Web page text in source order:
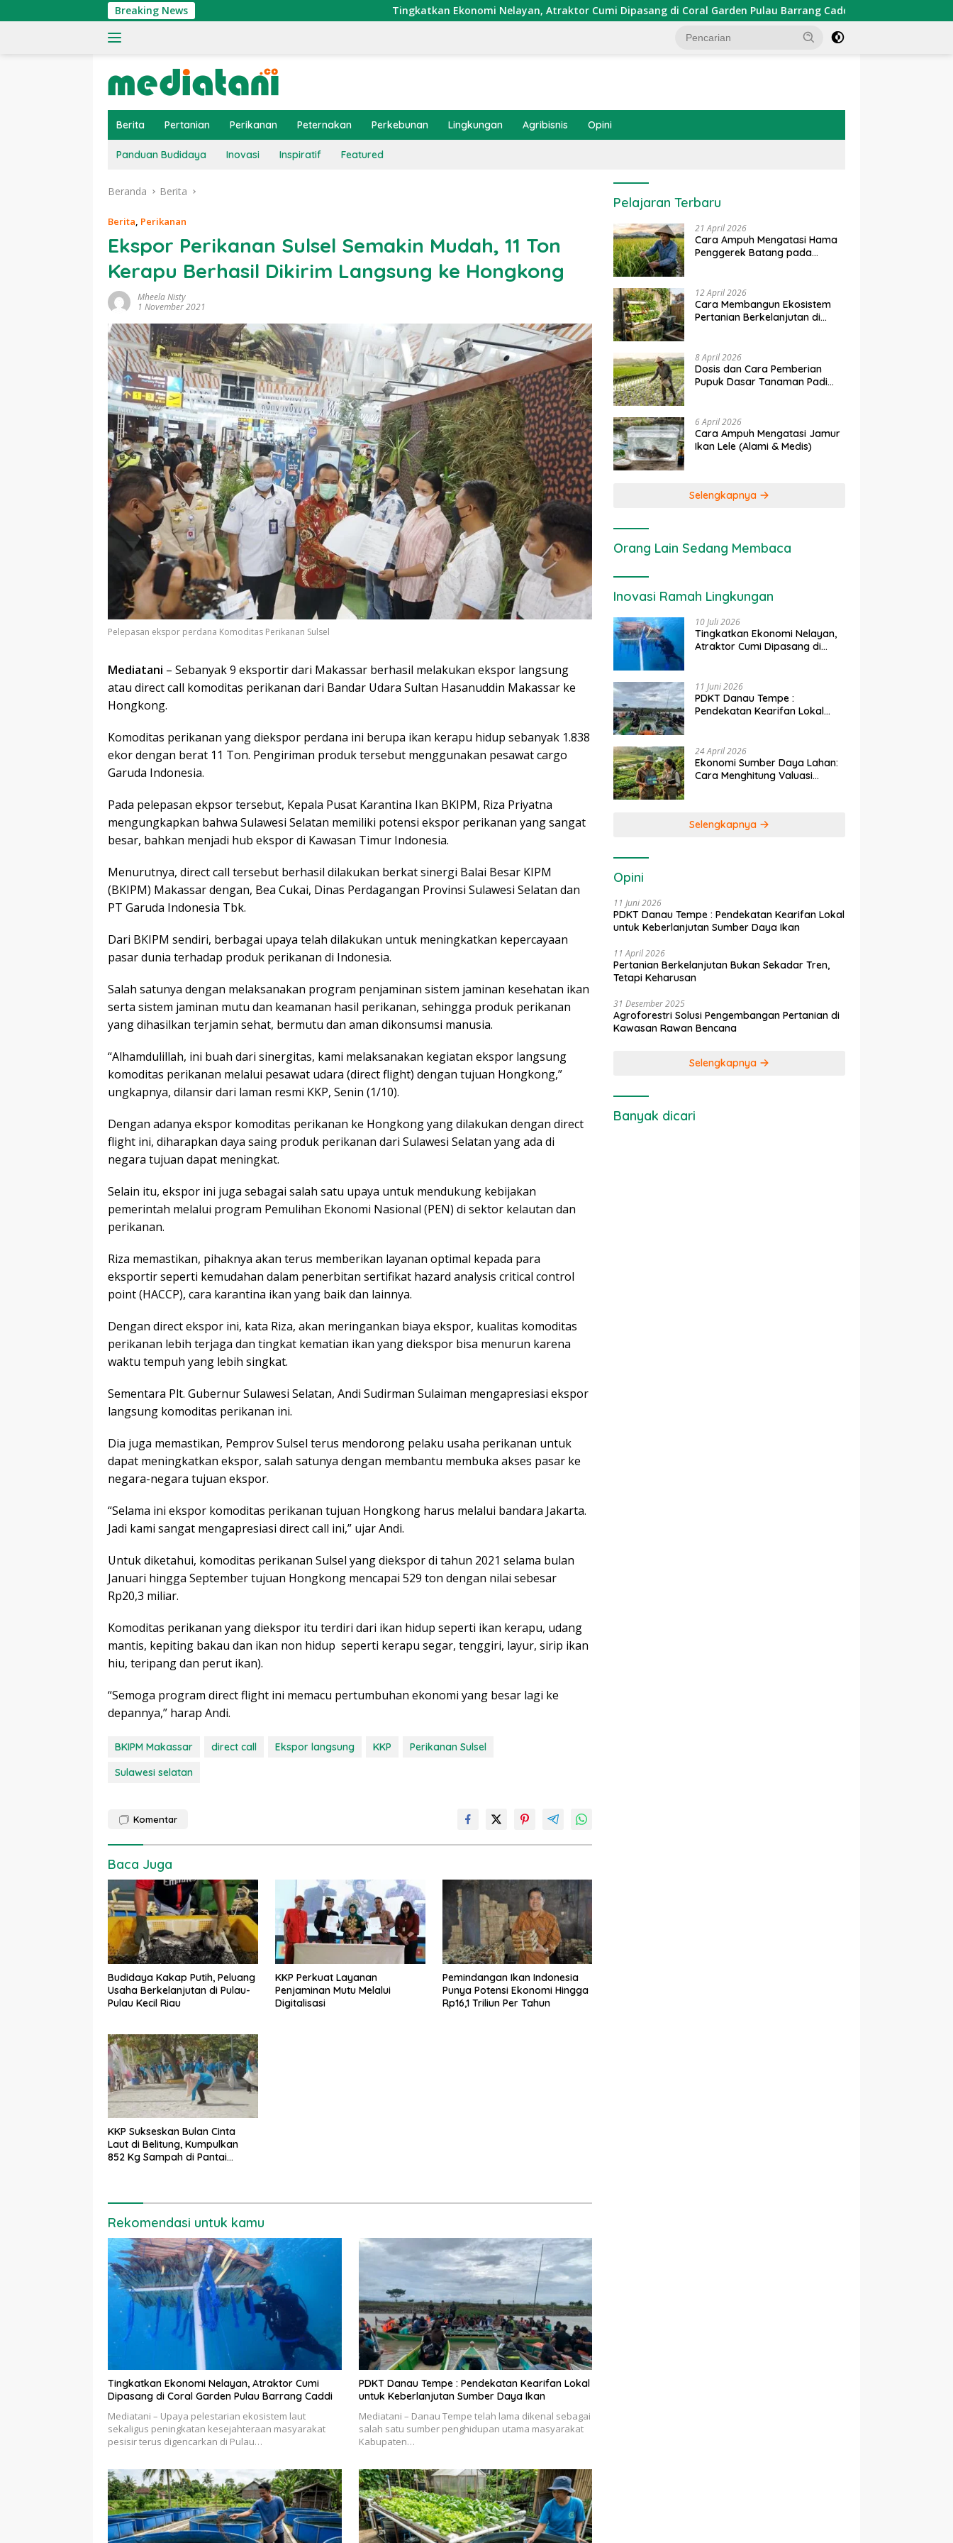
ke
Breaking News Tingkatkan Ekonomi Nelayan, Atraktor Cumi Dipasang di Coral Garden Pulau Barrang Caddi PDKT Danau Tempe :
Berita Pertanian Perikanan Peternakan Perkebunan Lingkungan Agribisnis Opini
Panduan Budidaya Inovasi Inspiratif Featured
Beranda Berita
Berita, Perikanan
Ekspor Perikanan Sulsel Semakin Mudah, 11 Ton
Kerapu Berhasil Dikirim Langsung ke Hongkong
Mheela Nisty
1 November 2021
Pelepasan ekspor perdana Komoditas Perikanan Sulsel
Mediatani – Sebanyak 9 eksportir dari Makassar berhasil melakukan ekspor langsung
atau direct call komoditas perikanan dari Bandar Udara Sultan Hasanuddin Makassar ke
Hongkong.
Komoditas perikanan yang diekspor perdana ini berupa ikan kerapu hidup sebanyak 1.838
ekor dengan berat 11 Ton. Pengiriman produk tersebut menggunakan pesawat cargo
Garuda Indonesia.
Pada pelepasan ekpsor tersebut, Kepala Pusat Karantina Ikan BKIPM, Riza Priyatna
mengungkapkan bahwa Sulawesi Selatan memiliki potensi ekspor perikanan yang sangat
besar, bahkan menjadi hub ekspor di Kawasan Timur Indonesia.
Menurutnya, direct call tersebut berhasil dilakukan berkat sinergi Balai Besar KIPM
(BKIPM) Makassar dengan, Bea Cukai, Dinas Perdagangan Provinsi Sulawesi Selatan dan
PT Garuda Indonesia Tbk.
Dari BKIPM sendiri, berbagai upaya telah dilakukan untuk meningkatkan kepercayaan
pasar dunia terhadap produk perikanan di Indonesia.
Salah satunya dengan melaksanakan program penjaminan sistem jaminan kesehatan ikan
serta sistem jaminan mutu dan keamanan hasil perikanan, sehingga produk perikanan
yang dihasilkan terjamin sehat, bermutu dan aman dikonsumsi manusia.
“Alhamdulillah, ini buah dari sinergitas, kami melaksanakan kegiatan ekspor langsung
komoditas perikanan melalui pesawat udara (direct flight) dengan tujuan Hongkong,”
ungkapnya, dilansir dari laman resmi KKP, Senin (1/10).
Dengan adanya ekspor komoditas perikanan ke Hongkong yang dilakukan dengan direct
flight ini, diharapkan daya saing produk perikanan dari Sulawesi Selatan yang ada di
negara tujuan dapat meningkat.
Selain itu, ekspor ini juga sebagai salah satu upaya untuk mendukung kebijakan
pemerintah melalui program Pemulihan Ekonomi Nasional (PEN) di sektor kelautan dan
perikanan.
Riza memastikan, pihaknya akan terus memberikan layanan optimal kepada para
eksportir seperti kemudahan dalam penerbitan sertifikat hazard analysis critical control
point (HACCP), cara karantina ikan yang baik dan lainnya.
Dengan direct ekspor ini, kata Riza, akan meringankan biaya ekspor, kualitas komoditas
perikanan lebih terjaga dan tingkat kematian ikan yang diekspor bisa menurun karena
waktu tempuh yang lebih singkat.
Sementara Plt. Gubernur Sulawesi Selatan, Andi Sudirman Sulaiman mengapresiasi ekspor
langsung komoditas perikanan ini.
Dia juga memastikan, Pemprov Sulsel terus mendorong pelaku usaha perikanan untuk
dapat meningkatkan ekspor, salah satunya dengan membantu membuka akses pasar ke
negara-negara tujuan ekspor.
“Selama ini ekspor komoditas perikanan tujuan Hongkong harus melalui bandara Jakarta.
Jadi kami sangat mengapresiasi direct call ini,” ujar Andi.
Untuk diketahui, komoditas perikanan Sulsel yang diekspor di tahun 2021 selama bulan
Januari hingga September tujuan Hongkong mencapai 529 ton dengan nilai sebesar
Rp20,3 miliar.
Komoditas perikanan yang diekspor itu terdiri dari ikan hidup seperti ikan kerapu, udang
mantis, kepiting bakau dan ikan non hidup seperti kerapu segar, tenggiri, layur, sirip ikan
hiu, teripang dan perut ikan).
“Semoga program direct flight ini memacu pertumbuhan ekonomi yang besar lagi ke
depannya,” harap Andi.
BKIPM Makassar direct call Ekspor langsung KKP
Perikanan Sulsel
Sulawesi selatan
Komentar
Baca Juga
Budidaya Kakap Putih, Peluang
Usaha Berkelanjutan di Pulau-
Pulau Kecil Riau
KKP Perkuat Layanan
Penjaminan Mutu Melalui
Digitalisasi
Pemindangan Ikan Indonesia
Punya Potensi Ekonomi Hingga
Rp16,1 Triliun Per Tahun
KKP Sukseskan Bulan Cinta
Laut di Belitung, Kumpulkan
852 Kg Sampah di Pantai
Rekomendasi untuk kamu
Tingkatkan Ekonomi Nelayan, Atraktor Cumi
Dipasang di Coral Garden Pulau Barrang Caddi
Mediatani – Upaya pelestarian ekosistem laut
sekaligus peningkatan kesejahteraan masyarakat
pesisir terus digencarkan di Pulau…
PDKT Danau Tempe : Pendekatan Kearifan Lokal
untuk Keberlanjutan Sumber Daya Ikan
Mediatani – Danau Tempe telah lama dikenal sebagai
salah satu sumber penghidupan utama masyarakat
Kabupaten…
Pelajaran Terbaru
21 April 2026
Cara Ampuh Mengatasi Hama
Penggerek Batang pada
12 April 2026
Cara Membangun Ekosistem
Pertanian Berkelanjutan di
8 April 2026
Dosis dan Cara Pemberian
Pupuk Dasar Tanaman Padi
6 April 2026
Cara Ampuh Mengatasi Jamur
Ikan Lele (Alami & Medis)
Selengkapnya
Orang Lain Sedang Membaca
Inovasi Ramah Lingkungan
10 Juli 2026
Tingkatkan Ekonomi Nelayan,
Atraktor Cumi Dipasang di
11 Juni 2026
PDKT Danau Tempe :
Pendekatan Kearifan Lokal
24 April 2026
Ekonomi Sumber Daya Lahan:
Cara Menghitung Valuasi
Selengkapnya
Opini
11 Juni 2026
PDKT Danau Tempe : Pendekatan Kearifan Lokal
untuk Keberlanjutan Sumber Daya Ikan
11 April 2026
Pertanian Berkelanjutan Bukan Sekadar Tren,
Tetapi Keharusan
31 Desember 2025
Agroforestri Solusi Pengembangan Pertanian di
Kawasan Rawan Bencana
Selengkapnya
Banyak dicari